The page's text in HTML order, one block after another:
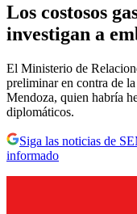
Los costosos
investigan a
El Ministerio de
preliminar en contra de
Mendoza, quien habría
diplomáticos.
Siga las noticias de
informado